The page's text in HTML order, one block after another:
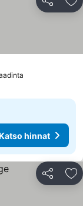
Jaa
hinnat
Jaa